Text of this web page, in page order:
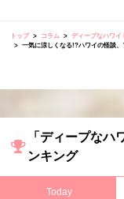
トップ コラム
ディープなハワイ
一気に涼しくなる!?ハワイの怪談、
「ディープなハ
ンキング
Today